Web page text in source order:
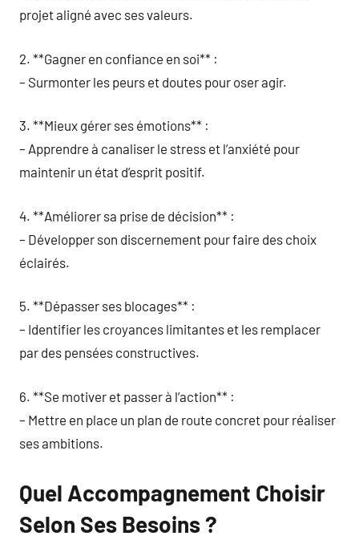
projet aligné avec ses valeurs.
2. **Gagner en confiance en soi** :
– Surmonter les peurs et doutes pour oser agir.
3. **Mieux gérer ses émotions** :
– Apprendre à canaliser le stress et l’anxiété pour
maintenir un état d’esprit positif.
4. **Améliorer sa prise de décision** :
– Développer son discernement pour faire des choix
éclairés.
5. **Dépasser ses blocages** :
– Identifier les croyances limitantes et les remplacer
par des pensées constructives.
6. **Se motiver et passer à l’action** :
– Mettre en place un plan de route concret pour réaliser
ses ambitions.
Quel Accompagnement Choisir
Selon Ses Besoins ?